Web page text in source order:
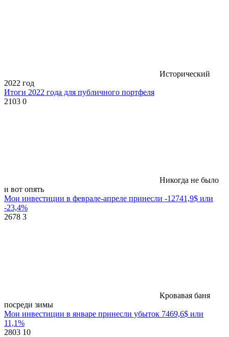
Исторический
2022 год
Итоги 2022 года для публичного портфеля
2103 0
Никогда не было
и вот опять
Мои инвестиции в феврале-апреле принесли -12741,9$ или
-23,4%
2678 3
Кровавая баня
посреди зимы
Мои инвестиции в январе принесли убыток 7469,6$ или
11,1%
2803 10